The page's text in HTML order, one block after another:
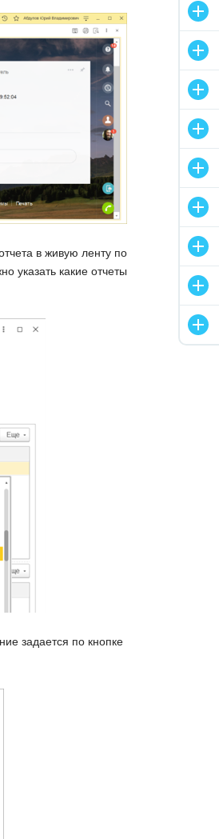
в живую ленту по
указать какие отчеты
задается по кнопке